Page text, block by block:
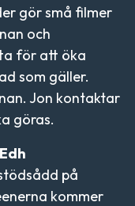
gör små filmer
och
för att öka
som gäller.
Jon kontaktar
göras.
på
kommer